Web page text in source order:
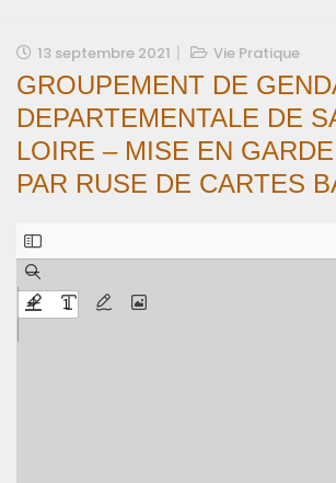
13 septembre 2021 Vie Pratique
GROUPEMENT DE
DEPARTEMENTALE DE
LOIRE – MISE EN
PAR RUSE DE CARTES